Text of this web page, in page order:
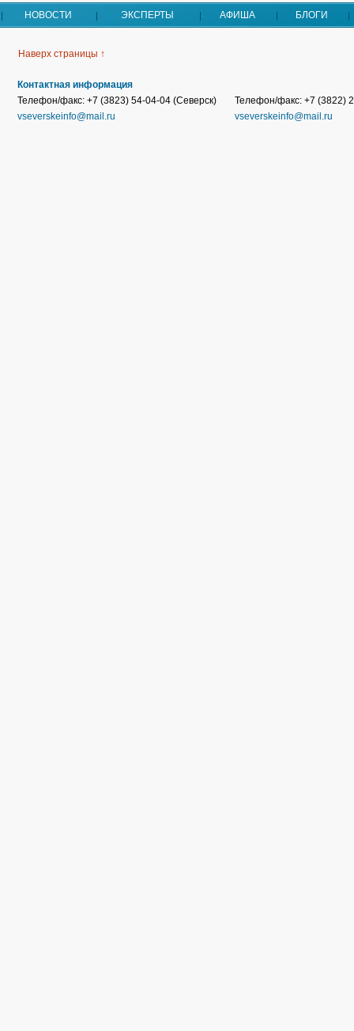
НОВОСТИ ЭКСПЕРТЫ АФИША БЛОГИ
Наверх страницы ↑
Контактная информация
Телефон/факс: +7 (3823) 54-04-04 (Северск)
vseverskeinfo@mail.ru
Телефон/факс: +7 (3822)
vseverskeinfo@mail.ru